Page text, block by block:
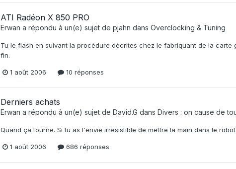
ATI Radéon X 850 PRO
Erwan a répondu à un(e) sujet de pjahn dans Overclocking & Tuning
Tu le flash en suivant la procèdure décrites chez le fabriquant de la carte
fin.
1 août 2006 10 réponses
Derniers achats
Erwan a répondu à un(e) sujet de David.G dans Divers : on cause de
Quand ça tourne. Si tu as l'envie irresistible de mettre la main dans le
1 août 2006 686 réponses